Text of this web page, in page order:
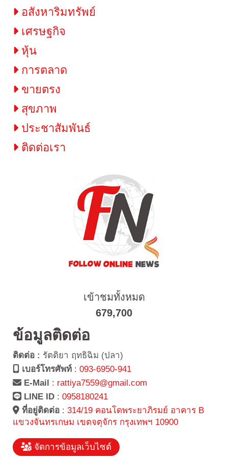
อสังหาริมทรัพย์
เศรษฐกิจ
หุ้น
การตลาด
ขายตรง
สุขภาพ
ประชาสัมพันธ์
ติดต่อเรา
เข้าชมทั้งหมด
679,700
ข้อมูลติดต่อ
ติดต่อ : รัตติยา ฤทธิฉิม (ปลา)
เบอร์โทรศัพท์ : 093-6950-941
E-Mail : rattiya7559@gmail.com
LINE ID : 0958180241
ที่อยู่ติดต่อ : 314/19 คอนโดพระยาภิรมย์ อาคาร B
แขวงจันทรเกษม เขตจตุจักร กรุงเทพฯ 10900
จัดการข้อมูลเว็บไซต์